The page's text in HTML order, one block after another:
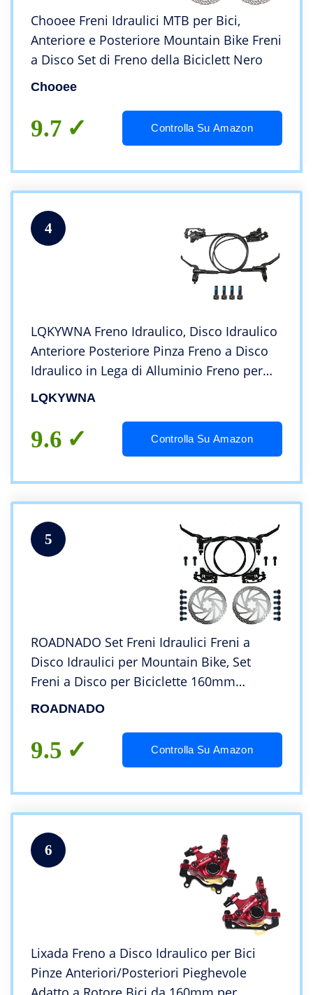
Chooee Freni Idraulici MTB per Bici,
Anteriore e Posteriore Mountain Bike Freni
a Disco Set di Freno della Biciclett Nero
Chooee
9.7 Controlla Su Amazon
4
LQKYWNA Freno Idraulico, Disco Idraulico
Anteriore Posteriore Pinza Freno a Disco
Idraulico in Lega di Alluminio Freno per
Bicicletta Freno bilaterale (Anteriore
Sinistro e Posteriore Destro)
LQKYWNA
9.6 Controlla Su Amazon
5
ROADNADO Set Freni Idraulici Freni a
Disco Idraulici per Mountain Bike, Set
Freni a Disco per Biciclette 160mm
Anteriore 800mm Posteriore 1400mm
ROADNADO
9.5 Controlla Su Amazon
6
Lixada Freno a Disco Idraulico per Bici
Pinze Anteriori/Posteriori Pieghevole